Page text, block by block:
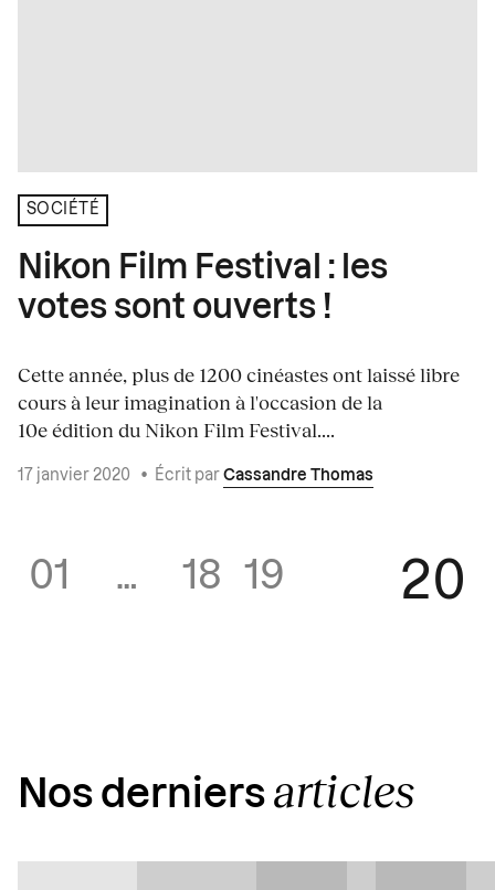
SOCIÉTÉ
Nikon Film Festival : les
votes sont ouverts !
Cette année, plus de 1200 cinéastes ont laissé libre
cours à leur imagination à l'occasion de la
10e édition du Nikon Film Festival....
17 janvier 2020 • Écrit par Cassandre Thomas
01 … 18 19 20
Nos derniers articles